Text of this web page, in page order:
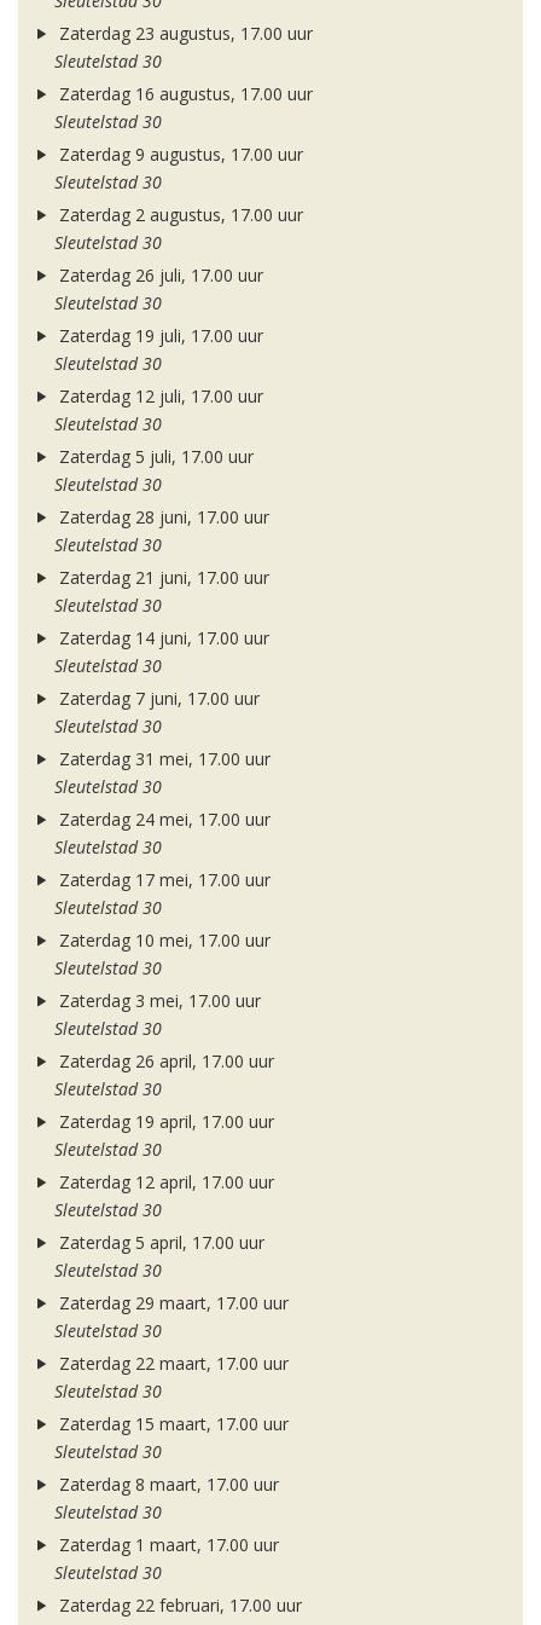
Zaterdag 23 augustus, 17.00 uur
Sleutelstad 30
Zaterdag 16 augustus, 17.00 uur
Sleutelstad 30
Zaterdag 9 augustus, 17.00 uur
Sleutelstad 30
Zaterdag 2 augustus, 17.00 uur
Sleutelstad 30
Zaterdag 26 juli, 17.00 uur
Sleutelstad 30
Zaterdag 19 juli, 17.00 uur
Sleutelstad 30
Zaterdag 12 juli, 17.00 uur
Sleutelstad 30
Zaterdag 5 juli, 17.00 uur
Sleutelstad 30
Zaterdag 28 juni, 17.00 uur
Sleutelstad 30
Zaterdag 21 juni, 17.00 uur
Sleutelstad 30
Zaterdag 14 juni, 17.00 uur
Sleutelstad 30
Zaterdag 7 juni, 17.00 uur
Sleutelstad 30
Zaterdag 31 mei, 17.00 uur
Sleutelstad 30
Zaterdag 24 mei, 17.00 uur
Sleutelstad 30
Zaterdag 17 mei, 17.00 uur
Sleutelstad 30
Zaterdag 10 mei, 17.00 uur
Sleutelstad 30
Zaterdag 3 mei, 17.00 uur
Sleutelstad 30
Zaterdag 26 april, 17.00 uur
Sleutelstad 30
Zaterdag 19 april, 17.00 uur
Sleutelstad 30
Zaterdag 12 april, 17.00 uur
Sleutelstad 30
Zaterdag 5 april, 17.00 uur
Sleutelstad 30
Zaterdag 29 maart, 17.00 uur
Sleutelstad 30
Zaterdag 22 maart, 17.00 uur
Sleutelstad 30
Zaterdag 15 maart, 17.00 uur
Sleutelstad 30
Zaterdag 8 maart, 17.00 uur
Sleutelstad 30
Zaterdag 1 maart, 17.00 uur
Sleutelstad 30
Zaterdag 22 februari, 17.00 uur